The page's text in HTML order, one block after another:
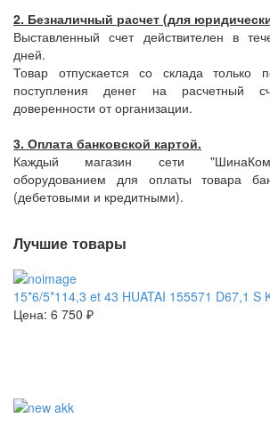
2. Безналичный расчет (для
Выставленный счет действителен в
дней.
Товар отпускается со склада только
поступления денег на расчетный
доверенности от организации.
3. Оплата банковской картой.
Каждый магазин сети
оборудованием для оплаты товара
(дебетовыми и кредитными).
Лучшие товары
15*6/5*114,3 et 43 HUATAI 155571 D67,1 S
Цена: 6 750 ₽